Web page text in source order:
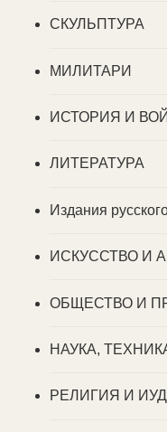
СКУЛЬПТУРА
МИЛИТАРИ
ИСТОРИЯ И
ЛИТЕРАТУРА
Издания
ИСКУССТВО И
ОБЩЕСТВО И
НАУКА,
РЕЛИГИЯ И